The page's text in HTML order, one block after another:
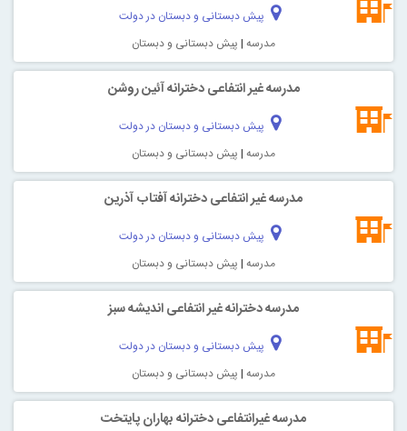
پیش دبستانی و دبستان در دولت
مدرسه | پیش دبستانی و دبستان
مدرسه غیر انتفاعی دخترانه آئين روشن
پیش دبستانی و دبستان در دولت
مدرسه | پیش دبستانی و دبستان
مدرسه غیر انتفاعی دخترانه آفتاب آذرین
پیش دبستانی و دبستان در دولت
مدرسه | پیش دبستانی و دبستان
مدرسه دخترانه غیر انتفاعی انديشه سبز
پیش دبستانی و دبستان در دولت
مدرسه | پیش دبستانی و دبستان
مدرسه غیرانتفاعی دخترانه بهاران پايتخت